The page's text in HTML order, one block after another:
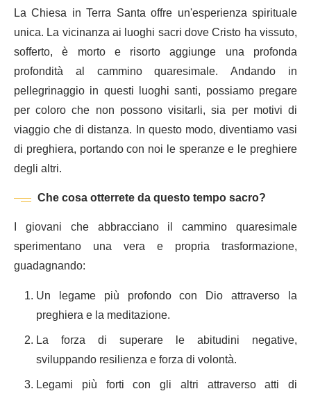
La Chiesa in Terra Santa offre un'esperienza spirituale
unica. La vicinanza ai luoghi sacri dove Cristo ha vissuto,
sofferto, è morto e risorto aggiunge una profonda
profondità al cammino quaresimale. Andando in
pellegrinaggio in questi luoghi santi, possiamo pregare
per coloro che non possono visitarli, sia per motivi di
viaggio che di distanza. In questo modo, diventiamo vasi
di preghiera, portando con noi le speranze e le preghiere
degli altri.
Che cosa otterrete da questo tempo sacro?
I giovani che abbracciano il cammino quaresimale
sperimentano una vera e propria trasformazione,
guadagnando:
Un legame più profondo con Dio attraverso la
preghiera e la meditazione.
La forza di superare le abitudini negative,
sviluppando resilienza e forza di volontà.
Legami più forti con gli altri attraverso atti di